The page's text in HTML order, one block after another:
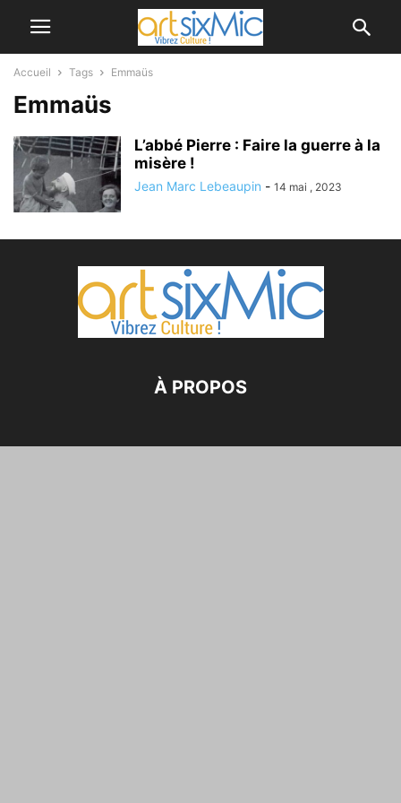
Accueil Tags Emmaüs
Emmaüs
L’abbé Pierre : Faire la guerre à la
misère !
Jean Marc Lebeaupin - 14 mai , 2023
À PROPOS